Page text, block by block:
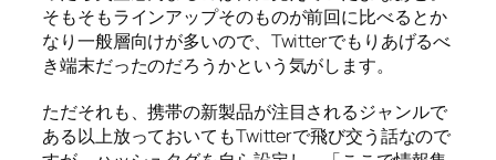
そもそもラインアップそのものが前回に比べるとか
なり一般層向けが多いので、Twitterでもりあげるべ
き端末だったのだろうかという気がします。
ただそれも、携帯の新製品が注目されるジャンルで
ある以上放っておいてもTwitterで飛び交う話なので